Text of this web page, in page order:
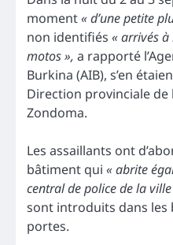
moment« d’une petite
non identifiés « arrivés à
motos », a rapporté
Burkina (AIB), s’en
Direction provinciale
Zondoma.
Les assaillants ont
bâtiment qui « abrite
central de police de la
sont introduits dans les
portes.